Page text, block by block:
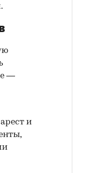
—
и